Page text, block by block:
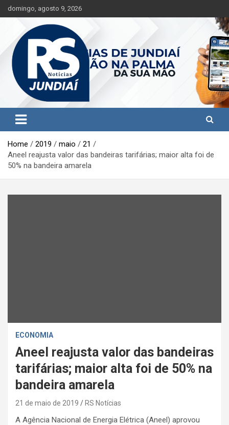
k
t
domingo, agosto 9, 2026
RS Notícias Jundiaí
Jundiaí e região na palma da sua mão!
Home 2019 maio
21
Aneel reajusta valor das bandeiras tarifárias; maior alta foi de
50% na bandeira amarela
ECONOMIA
Aneel reajusta valor das bandeiras
tarifárias; maior alta foi de 50% na
bandeira amarela
21 de maio de 2019 RS Notícias
A Agência Nacional de Energia Elétrica (Aneel) aprovou